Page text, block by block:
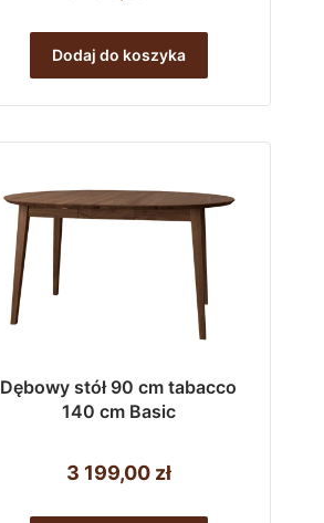
Dodaj do koszyka
Dębowy stół 90 cm tabacco
140 cm Basic
3 199,00 zł